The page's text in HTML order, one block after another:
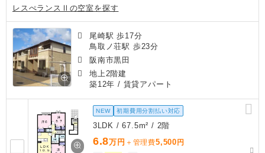
レスぺランスⅡの空室を探す
尾崎駅 歩17分
鳥取ノ荘駅 歩23分
阪南市黒田
地上2階建
築12年 / 賃貸アパート
NEW 初期費用分割払い対応
3LDK / 67.5m² / 2階
6.8万円 ＋管理費5,500 円